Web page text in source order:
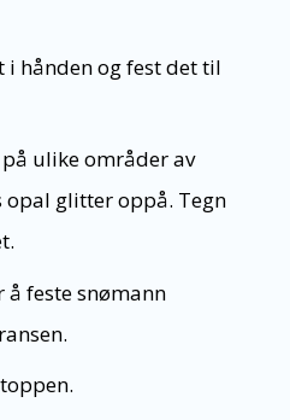
hånden og fest det til
ulike områder av
opal glitter oppå. Tegn
feste snømann